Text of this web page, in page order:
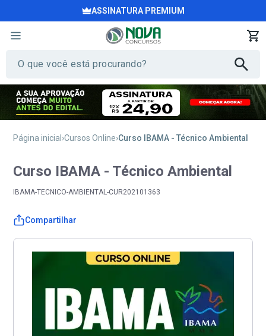
ASSINATURA PREMIUM
Página inicial Cursos Online Curso IBAMA - Técnico Ambiental
Curso IBAMA - Técnico Ambiental
IBAMA-TECNICO-AMBIENTAL-CUR202101363
Compartilhar